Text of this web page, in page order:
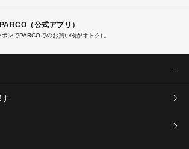
（公式アプリ）
ンでPARCOでのお買い物がオトクに
す